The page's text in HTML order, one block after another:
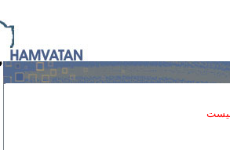
نیست